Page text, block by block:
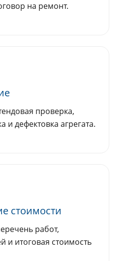
на ремонт.
проверка,
и дефектовка агрегата.
стоимости
работ,
и итоговая стоимость